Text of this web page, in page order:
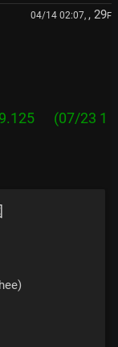
04/14 02:07, , 29F
(07/23 1